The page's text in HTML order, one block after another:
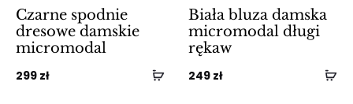
Czarne spodnie
dresowe damskie
micromodal
299 zł
Biała bluza damska
micromodal długi
rękaw
249 zł